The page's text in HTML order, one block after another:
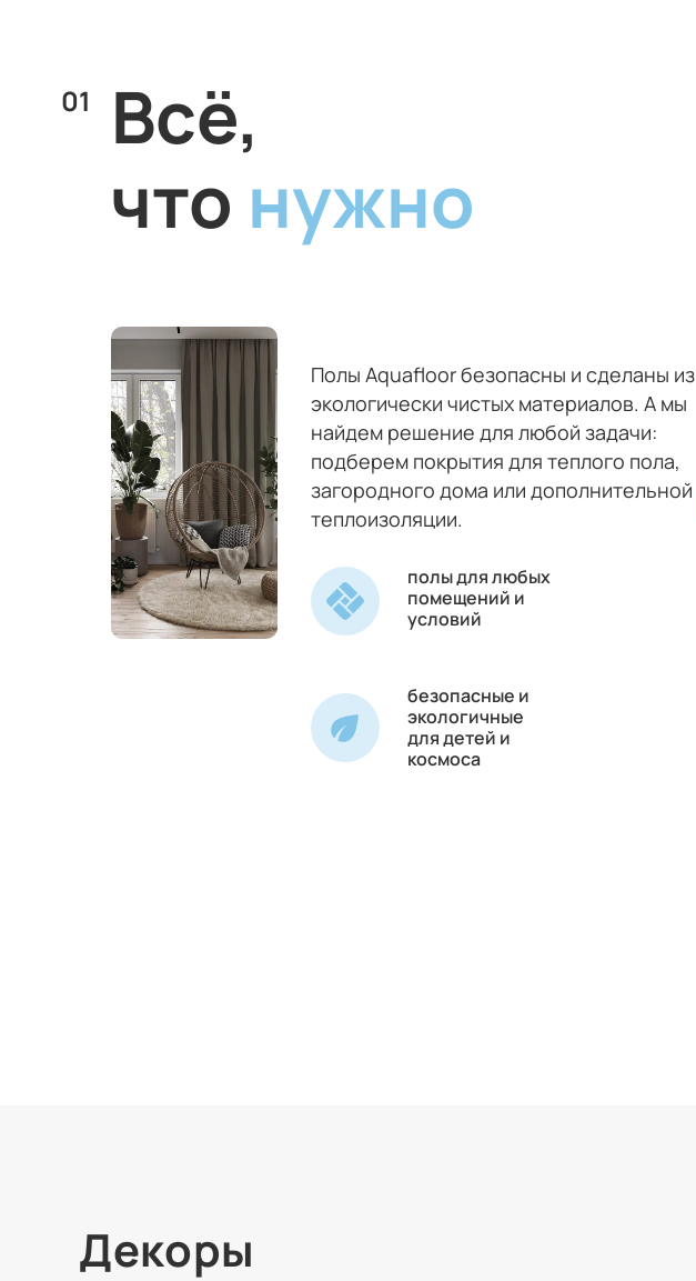
01
Всё,
что нужно
Полы Aquafloor безопасны и сделаны из
экологически чистых материалов. А мы
найдем решение для любой задачи:
подберем покрытия для теплого пола,
загородного дома или дополнительной
теплоизоляции.
полы для любых
помещений и
условий
безопасные и
экологичные
для детей и
космоса
Декоры